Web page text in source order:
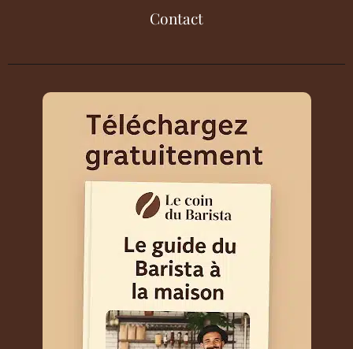
Contact